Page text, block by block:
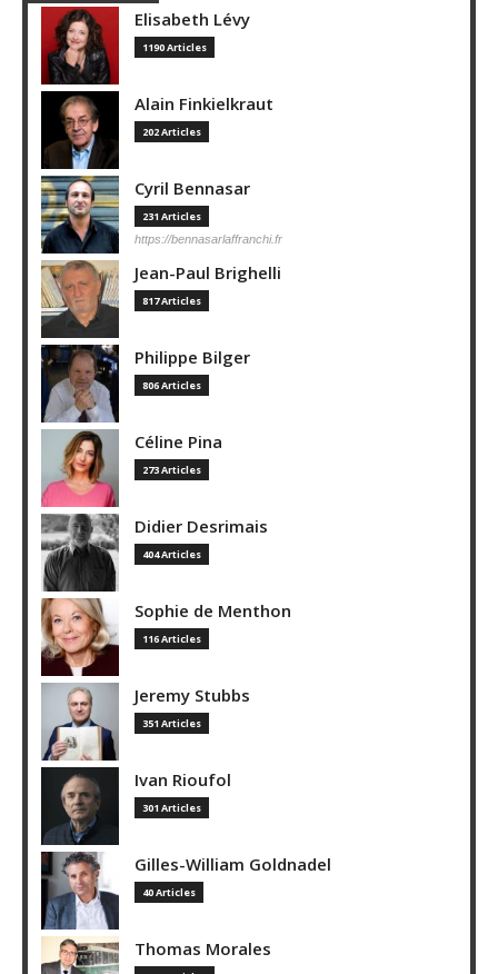
Elisabeth Lévy
1190 Articles
Alain Finkielkraut
202 Articles
Cyril Bennasar
231 Articles
https://bennasarlaffranchi.fr
Jean-Paul Brighelli
817 Articles
Philippe Bilger
806 Articles
Céline Pina
273 Articles
Didier Desrimais
404 Articles
Sophie de Menthon
116 Articles
Jeremy Stubbs
351 Articles
Ivan Rioufol
301 Articles
Gilles-William Goldnadel
40 Articles
Thomas Morales